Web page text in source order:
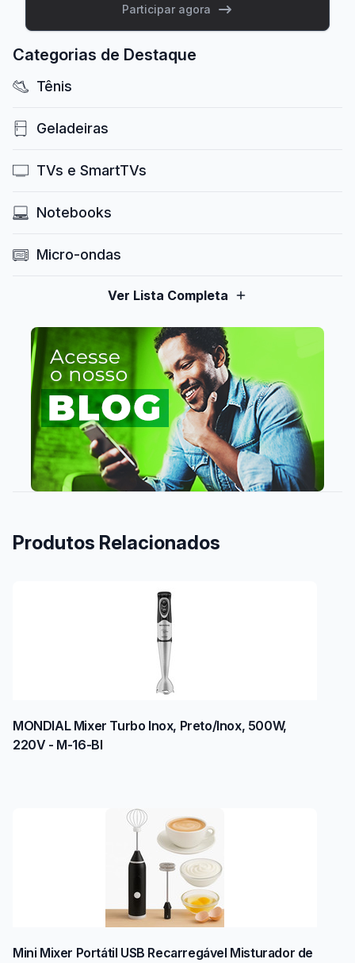
Participar agora
Categorias de Destaque
Tênis
Geladeiras
TVs e SmartTVs
Notebooks
Micro-ondas
Ver Lista Completa
Produtos Relacionados
MONDIAL Mixer Turbo Inox, Preto/Inox, 500W,
220V - M-16-BI
Mini Mixer Portátil USB Recarregável Misturador de